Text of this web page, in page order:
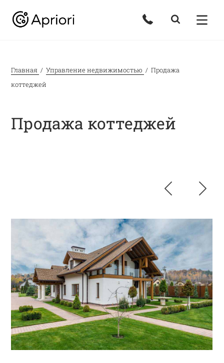
Главная Управление недвижимостью
Продажа
коттеджей
Продажа коттеджей